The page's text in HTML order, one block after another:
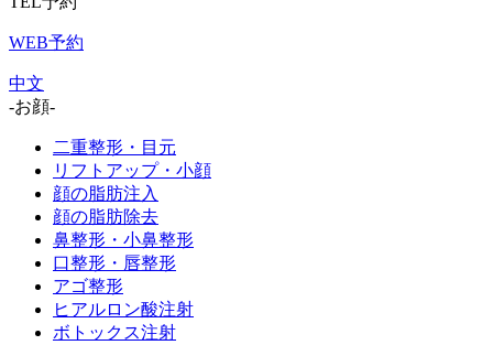
WEB予約
中文
-お顔-
二重整形・目元
リフトアップ・小顔
顔の脂肪注入
顔の脂肪除去
鼻整形・小鼻整形
口整形・唇整形
アゴ整形
ヒアルロン酸注射
ボトックス注射